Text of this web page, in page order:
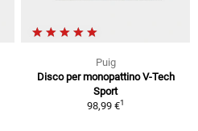
Puig
Disco per monopattino V-Tech
Sport
98,99 €1